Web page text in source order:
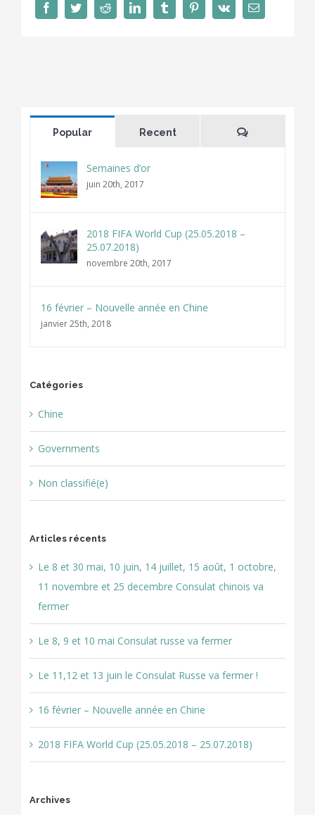
FacebookTwitterRedditLinkedInTumblr PinterestVk Email
Popular Recent Comments
Semaines d’or
juin 20th, 2017
2018 FIFA World Cup (25.05.2018 –
25.07.2018)
novembre 20th, 2017
16 février – Nouvelle année en Chine
janvier 25th, 2018
Catégories
Chine
Governments
Non classifié(e)
Articles récents
Le 8 et 30 mai, 10 juin, 14 juillet, 15 août, 1 octobre,
11 novembre et 25 decembre Consulat chinois va
fermer
Le 8, 9 et 10 mai Consulat russe va fermer
Le 11,12 et 13 juin le Consulat Russe va fermer !
16 février – Nouvelle année en Chine
2018 FIFA World Cup (25.05.2018 – 25.07.2018)
Archives